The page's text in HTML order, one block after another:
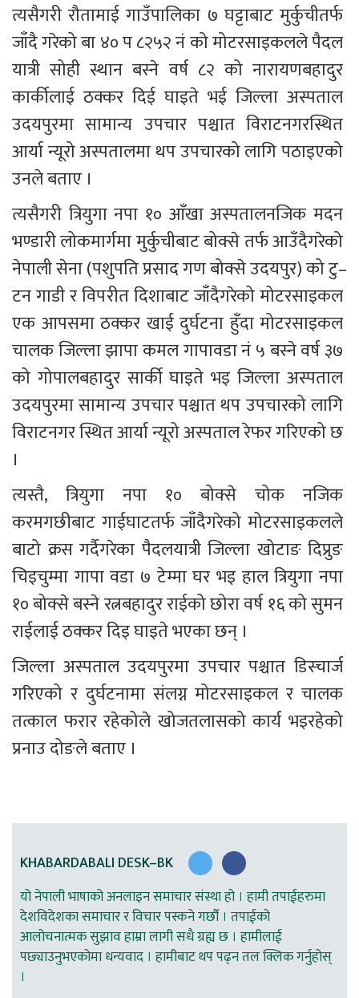
त्यसैगरी रौतामाई गाउँपालिका ७ घट्टाबाट मुर्कुचीतर्फ
जाँदै गरेको बा ४० प ८२५२ नं को मोटरसाइकलले पैदल
यात्री सोही स्थान बस्ने वर्ष ८२ को नारायणबहादुर
कार्कीलाई ठक्कर दिई घाइते भई जिल्ला अस्पताल
उदयपुरमा सामान्य उपचार पश्चात विराटनगरस्थित
आर्या न्यूरो अस्पतालमा थप उपचारको लागि पठाइएको
उनले बताए ।
त्यसैगरी त्रियुगा नपा १० आँखा अस्पतालनजिक मदन
भण्डारी लोकमार्गमा मुर्कुचीबाट बोक्से तर्फ आउँदैगरेको
नेपाली सेना (पशुपति प्रसाद गण बोक्से उदयपुर) को टु–
टन गाडी र विपरीत दिशाबाट जाँदैगरेको मोटरसाइकल
एक आपसमा ठक्कर खाई दुर्घटना हुँदा मोटरसाइकल
चालक जिल्ला झापा कमल गापावडा नं ५ बस्ने वर्ष ३७
को गोपालबहादुर सार्की घाइते भइ जिल्ला अस्पताल
उदयपुरमा सामान्य उपचार पश्चात थप उपचारको लागि
विराटनगर स्थित आर्या न्यूरो अस्पताल रेफर गरिएको छ
।
त्यस्तै, त्रियुगा नपा १० बोक्से चोक नजिक
करमगछीबाट गाईघाटतर्फ जाँदैगरेको मोटरसाइकलले
बाटो क्रस गर्दैगरेका पैदलयात्री जिल्ला खोटाङ दिप्रुङ
चिइचुम्मा गापा वडा ७ टेम्मा घर भइ हाल त्रियुगा नपा
१० बोक्से बस्ने रत्नबहादुर राईको छोरा वर्ष १६ को सुमन
राईलाई ठक्कर दिइ घाइते भएका छन् ।
जिल्ला अस्पताल उदयपुरमा उपचार पश्चात डिस्चार्ज
गरिएको र दुर्घटनामा संलग्न मोटरसाइकल र चालक
तत्काल फरार रहेकोले खोजतलासको कार्य भइरहेको
प्रनाउ दोङले बताए ।
KHABARDABALI DESK–BK
यो नेपाली भाषाको अनलाइन समाचार संस्था हो । हामी तपाईहरुमा
देशविदेशका समाचार र विचार पस्कने गर्छौ । तपाईको
आलोचनात्मक सुझाव हाम्रा लागी सधै ग्रह्य छ । हामीलाई
पछ्याउनुभएकोमा धन्यवाद । हामीबाट थप पढ्न तल क्लिक गर्नुहोस्
।